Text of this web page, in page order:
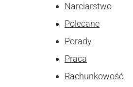
Narciarstwo
Polecane
Porady
Praca
Rachunkowość